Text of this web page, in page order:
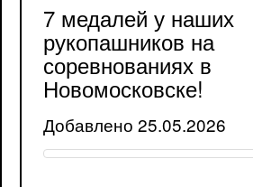
7 медалей у наших
рукопашников на
соревнованиях в
Новомосковске!
Добавлено 25.05.2026